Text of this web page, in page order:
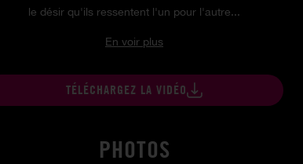
le désir qu'ils ressentent l'un pour l'autre...
En voir plus
TÉLÉCHARGEZ LA VIDÉO
PHOTOS